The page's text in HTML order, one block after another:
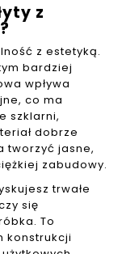
z
z estetyką.
bardziej
wpływa
co ma
szklarni,
dobrze
tworzyć jasne,
zabudowy.
trwałe
się
To
konstrukcji